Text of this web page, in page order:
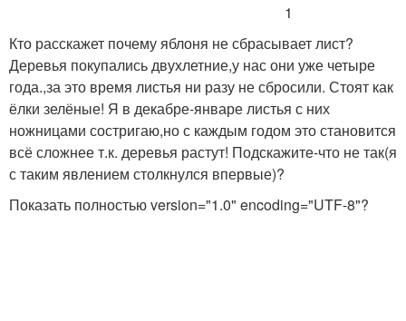
1
Кто расскажет почему яблоня не сбрасывает лист?
Деревья покупались двухлетние,у нас они уже четыре
года.,за это время листья ни разу не сбросили. Стоят как
ёлки зелёные! Я в декабре-январе листья с них
ножницами состригаю,но с каждым годом это становится
всё сложнее т.к. деревья растут! Подскажите-что не так(я
с таким явлением столкнулся впервые)?
Показать полностьюversion="1.0" encoding="UTF-8"?